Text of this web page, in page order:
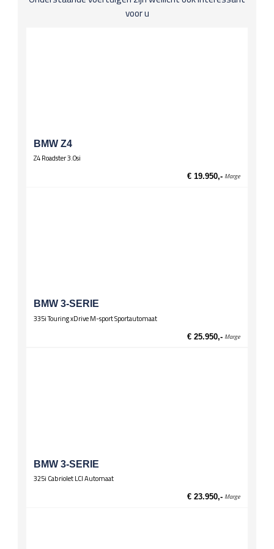
Onderstel
Stuurbekrachtiging, snelheidsafhankelijk
voor u
BMW Z4
Z4 Roadster 3.0si
€ 19.950,- Marge
BMW 3-SERIE
335i Touring xDrive M-sport Sportautomaat
€ 25.950,- Marge
BMW 3-SERIE
325i Cabriolet LCI Automaat
€ 23.950,- Marge